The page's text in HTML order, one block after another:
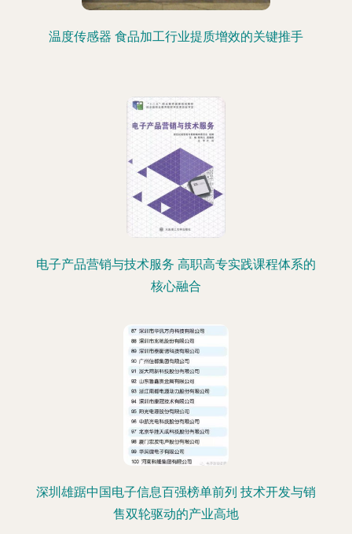
温度传感器 食品加工行业提质增效的关键推手
电子产品营销与技术服务 高职高专实践课程体系的
核心融合
深圳雄踞中国电子信息百强榜单前列 技术开发与销
售双轮驱动的产业高地